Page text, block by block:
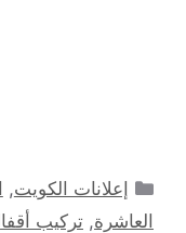
التصنيفات
إعلانات الكويت,
العاشرة, تركيب